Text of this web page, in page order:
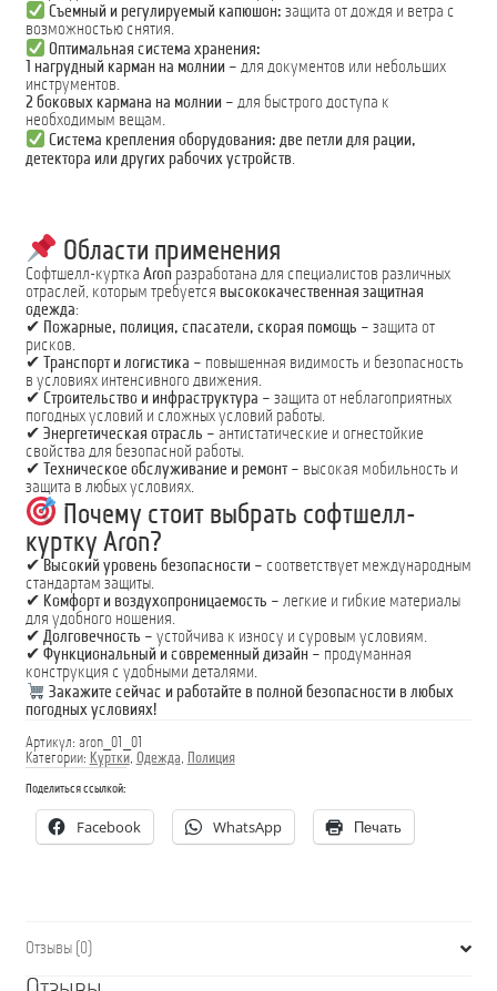
Съемный и регулируемый капюшон: защита от дождя и ветра с
возможностью снятия.
Оптимальная система хранения:
1 нагрудный карман на молнии– для документов или небольших
инструментов.
2 боковых кармана на молнии– для быстрого доступа к
необходимым вещам.
Система крепления оборудования: две петли для рации,
детектора или других рабочих устройств.
Области применения
Софтшелл-куртка Aronразработана для специалистов различных
отраслей, которым требуется высококачественная защитная
одежда:
✔ Пожарные, полиция, спасатели, скорая помощь – защита от
рисков.
✔ Транспорт и логистика – повышенная видимость и безопасность
в условиях интенсивного движения.
✔ Строительство и инфраструктура – защита от неблагоприятных
погодных условий и сложных условий работы.
✔ Энергетическая отрасль – антистатические и огнестойкие
свойства для безопасной работы.
✔ Техническое обслуживание и ремонт– высокая мобильность и
защита в любых условиях.
Почему стоит выбрать софтшелл-
куртку Aron?
✔ Высокий уровень безопасности– соответствует международным
стандартам защиты.
✔ Комфорт и воздухопроницаемость – легкие и гибкие материалы
для удобного ношения.
✔ Долговечность – устойчива к износу и суровым условиям.
✔ Функциональный и современный дизайн– продуманная
конструкция с удобными деталями.
Закажите сейчас и работайте в полной безопасности в любых
погодных условиях!
Артикул: aron_01_01
Категории: Куртки, Одежда, Полиция
Поделиться ссылкой:
Facebook WhatsApp Печать
Отзывы (0)